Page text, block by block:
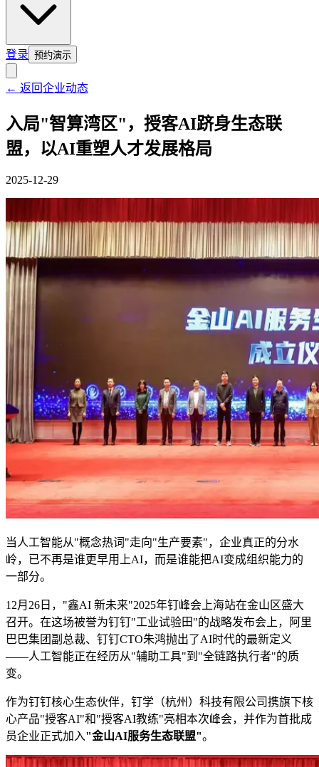
登录 预约演示
← 返回企业动态
入局"智算湾区"，授客AI跻身生态联
盟，以AI重塑人才发展格局
2025-12-29
当人工智能从"概念热词"走向"生产要素"，企业真正的分水
岭，已不再是谁更早用上AI，而是谁能把AI变成组织能力的
一部分。
12月26日，"鑫AI 新未来"2025年钉峰会上海站在金山区盛大
召开。在这场被誉为钉钉"工业试验田"的战略发布会上，阿里
巴巴集团副总裁、钉钉CTO朱鸿抛出了AI时代的最新定义
——人工智能正在经历从"辅助工具"到"全链路执行者"的质
变。
作为钉钉核心生态伙伴，钉学（杭州）科技有限公司携旗下核
心产品"授客AI"和"授客AI教练"亮相本次峰会，并作为首批成
员企业正式加入"金山AI服务生态联盟"。